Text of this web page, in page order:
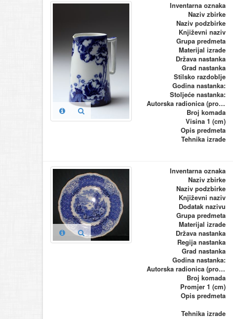
Inventarna oznaka
Naziv zbirke
Naziv podzbirke
Književni naziv
Grupa predmeta
Materijal izrade
Država nastanka
Grad nastanka
Stilsko razdoblje
Godina nastanka:
Stoljeće nastanka:
Autorska radionica (proizvođač)
Broj komada
Visina 1 (cm)
Opis predmeta
Tehnika izrade
Inventarna oznaka
Naziv zbirke
Naziv podzbirke
Književni naziv
Dodatak nazivu
Grupa predmeta
Materijal izrade
Država nastanka
Regija nastanka
Grad nastanka
Godina nastanka:
Autorska radionica (proizvođač)
Broj komada
Promjer 1 (cm)
Opis predmeta
Tehnika izrade